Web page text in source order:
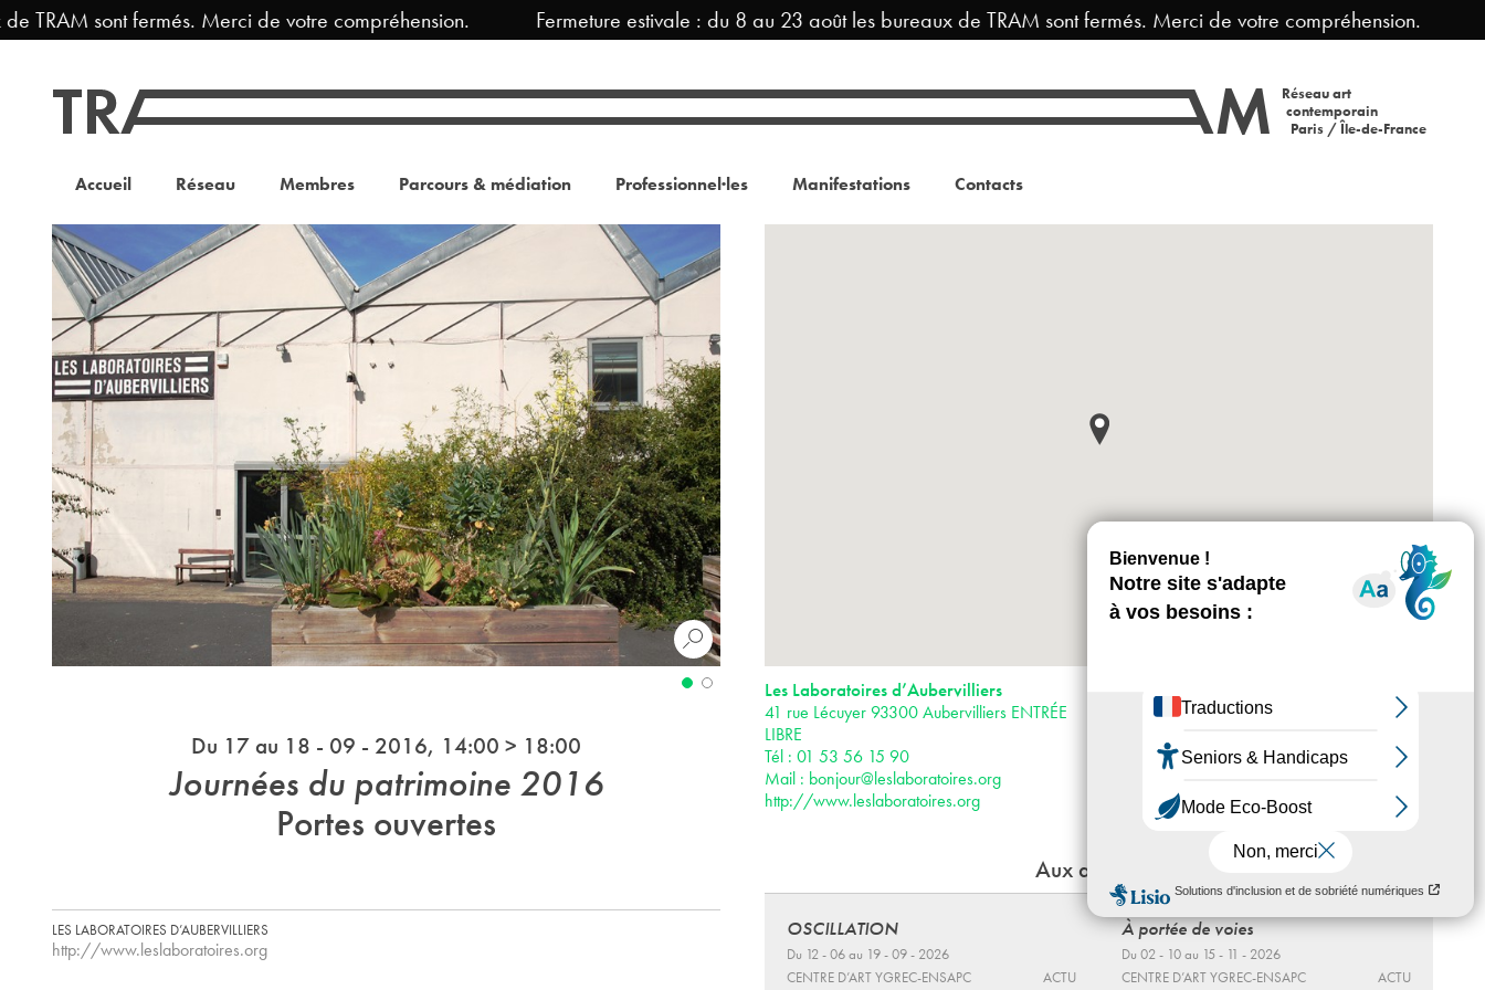
sont fermés. Merci de votre compréhension. Fermeture estivale : du 8 au 23 août les bureaux de TRAM sont fermés. Merci de votre compréhension.
Réseau art
contemporain
Paris / Île-de-France
Accueil Réseau Membres Parcours & médiation Professionnel·les Manifestations Contacts
Du 17 au 18 - 09 - 2016, 14:00 > 18:00
Journées du patrimoine 2016
Portes ouvertes
LES LABORATOIRES D’AUBERVILLIERS
http://www.leslaboratoires.org
Les Laboratoires d’Aubervilliers
41 rue Lécuyer 93300 Aubervilliers ENTRÉE
LIBRE
Tél : 01 53 56 15 90
Mail : bonjour@leslaboratoires.org
http://www.leslaboratoires.org
reporter au site.
· Métro 7
· Bus 170, 150, 152, 249
· Vélib’ stations 35003, 33005
Aux alentours
OSCILLATION
Du 12 - 06 au 19 - 09 - 2026
CENTRE D’ART YGREC-ENSAPC
ACTU
À portée de voies
Du 02 - 10 au 15 - 11 - 2026
CENTRE D’ART YGREC-ENSAPC
ACTU